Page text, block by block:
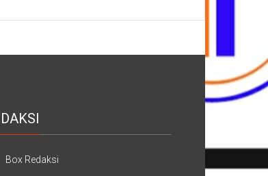
Box Redaksi